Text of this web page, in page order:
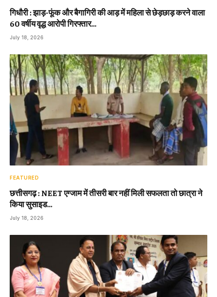
गिधौरी : झाड़-फूंक और बैगागिरी की आड़ में महिला से छेड़छाड़ करने वाला
60 वर्षीय वृद्ध आरोपी गिरफ्तार…
July 18, 2026
FEATURED
छत्तीसगढ़ : NEET एग्जाम में तीसरी बार नहीं मिली सफलता तो छात्रा ने
किया सुसाइड…
July 18, 2026